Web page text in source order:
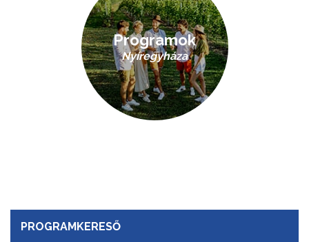
Programok
Nyíregyháza
PROGRAMKERESŐ